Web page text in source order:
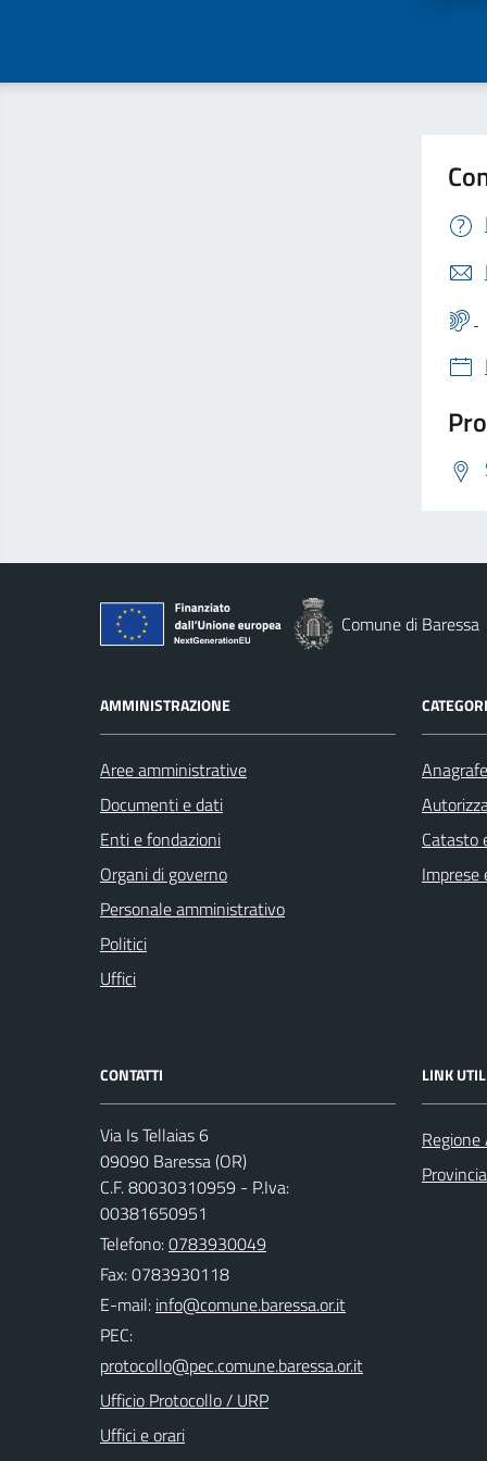
Comune di Baressa
AMMINISTRAZIONE
Aree amministrative
Documenti e dati
Enti e fondazioni
Organi di governo
Personale amministrativo
Politici
Uffici
Catasto
Imprese
CONTATTI
Via Is Tellaias 6
09090 Baressa (OR)
C.F. 80030310959 - P.Iva:
00381650951
Telefono:0783930049
Fax: 0783930118
E-mail:
PEC:
Ufficio Protocollo / URP
Uffici e orari
LINK